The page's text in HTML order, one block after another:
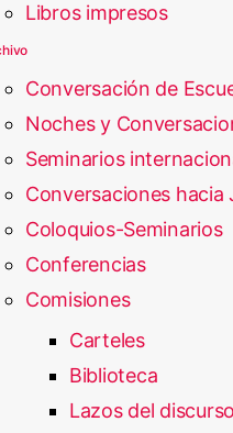
Libros impresos
Conversación de
Noches y
Seminarios
Conversaciones hacia
Coloquios-Seminarios
Conferencias
Comisiones
Carteles
Biblioteca
Lazos del